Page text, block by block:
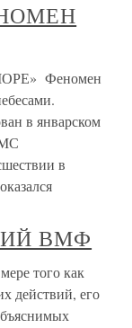
Феномен
в январском
в
ВМФ
того как
действий, его